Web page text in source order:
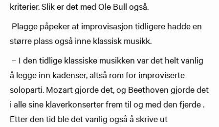
kriterier. Slik er det med Ole Bull også.
Plagge påpeker at improvisasjon tidligere hadde en
større plass også inne klassisk musikk.
– I den tidlige klassiske musikken var det helt vanlig
å legge inn kadenser, altså rom for improviserte
soloparti. Mozart gjorde det, og Beethoven gjorde det
i alle sine klaverkonserter frem til og med den fjerde .
Etter den tid ble det vanlig også å skrive ut